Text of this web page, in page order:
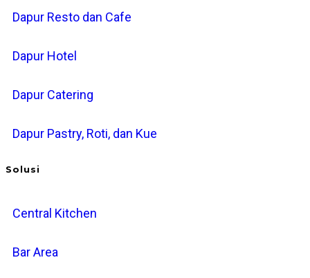
Dapur Resto dan Cafe
Dapur Hotel
Dapur Catering
Dapur Pastry, Roti, dan Kue
Solusi
Central Kitchen
Bar Area